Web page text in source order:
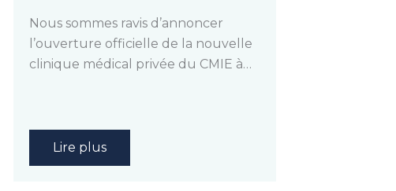
Nous sommes ravis d’annoncer
l’ouverture officielle de la nouvelle
clinique médical privée du CMIE à…
Lire plus